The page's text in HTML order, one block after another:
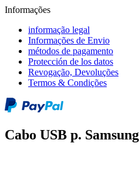
Informações
informação legal
Informações de Envio
métodos de pagamento
Protección de los datos
Revogação, Devoluções
Termos & Condições
Cabo USB p.